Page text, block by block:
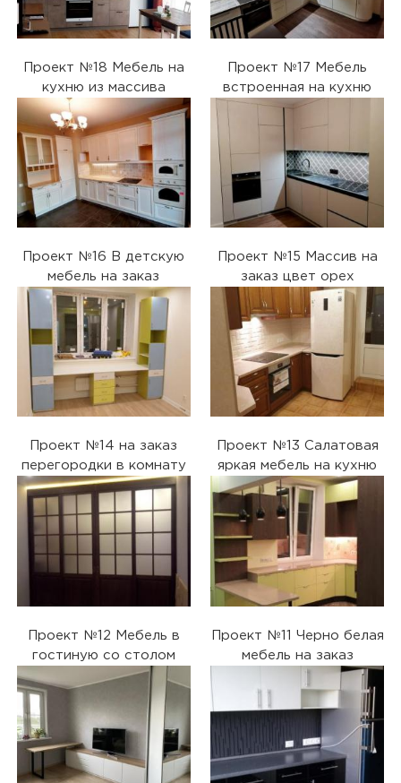
Проект №18 Мебель на
кухню из массива
Проект №17 Мебель
встроенная на кухню
Проект №16 В детскую
мебель на заказ
Проект №15 Массив на
заказ цвет орех
Проект №14 на заказ
перегородки в комнату
Проект №13 Салатовая
яркая мебель на кухню
Проект №12 Мебель в
гостиную со столом
Проект №11 Черно белая
мебель на заказ